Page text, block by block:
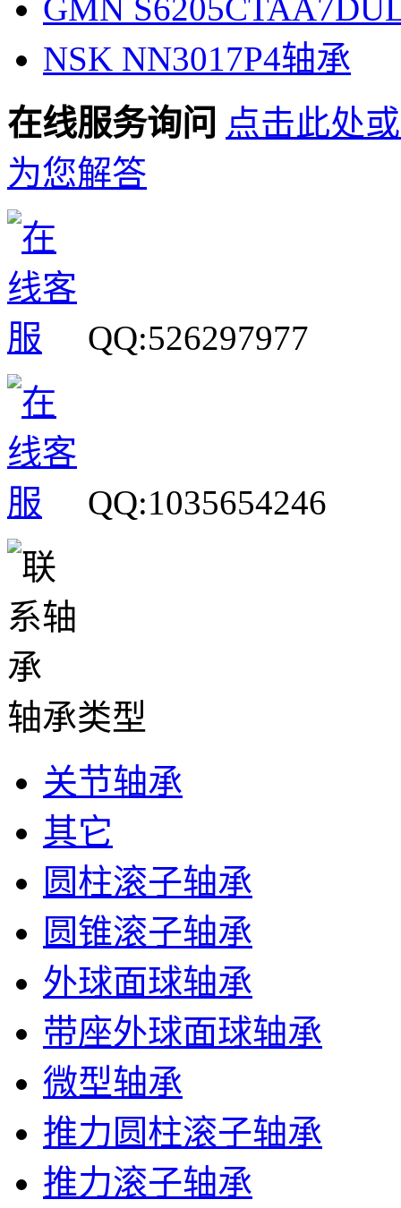
GMN
NSK NN3017P4轴承
在线服务询问 点击此处
为您解答
QQ:526297977
QQ:1035654246
轴承类型
关节轴承
其它
圆柱滚子轴承
圆锥滚子轴承
外球面球轴承
带座外球面球轴承
微型轴承
推力圆柱滚子轴承
推力滚子轴承